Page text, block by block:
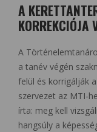
A
KORREKCIÓJA
A
a tanév végén
felül és korrigálják
szervezet az MTI-
írta: meg kell
hangsúly a